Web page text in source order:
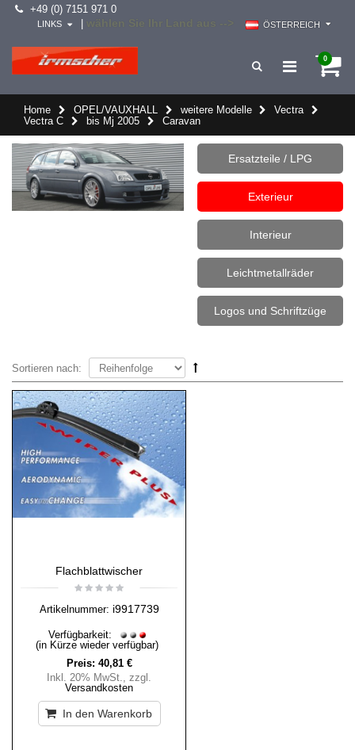
+49 (0) 7151 971 0
ÖSTERREICH
LINKS
0
Home OPEL/VAUXHALL weitere Modelle
Vectra
Vectra C
bis Mj 2005 Caravan
Ersatzteile / LPG
Exterieur
Interieur
Leichtmetallräder
Logos und Schriftzüge
Sortieren nach:
Flachblattwischer
Artikelnummer: i9917739
Verfügbarkeit:
(in Kürze wieder verfügbar)
Preis: 40,81 €
Inkl. 20% MwSt., zzgl.
Versandkosten
In den Warenkorb